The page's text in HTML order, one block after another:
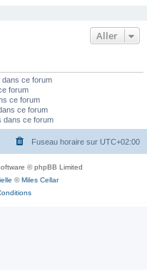
Aller
dans ce forum
forum
ce forum
ce forum
dans ce forum
Fuseau horaire sur UTC+02:00
© phpBB Limited
©Miles Cellar